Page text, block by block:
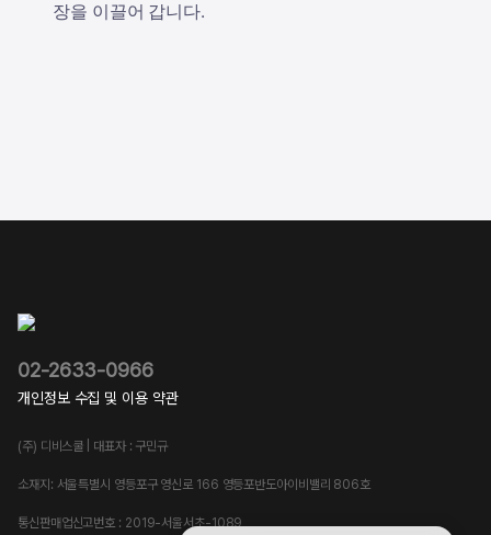
장을 이끌어 갑니다.
02-2633-0966
개인정보 수집 및 이용 약관
(주) 디비스쿨 | 대표자 : 구민규
소재지: 서울특별시 영등포구 영신로 166 영등포반도아이비밸리 806호
통신판매업신고번호 : 2019-서울서초-1089